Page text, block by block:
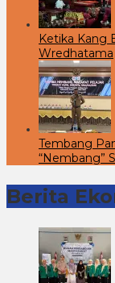
Ketika Kang
Wredhatama
Tembang
“Nembang”
Berita